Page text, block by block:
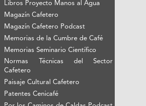
Libros Proyecto Manos al Agua
Magazín Cafetero
Magazín Cafetero Podcast
Memorias de la Cumbre de Café
Memorias Seminario Científico
Normas Técnicas del Sector
Cafetero
Paisaje Cultural Cafetero
Patentes Cenicafé